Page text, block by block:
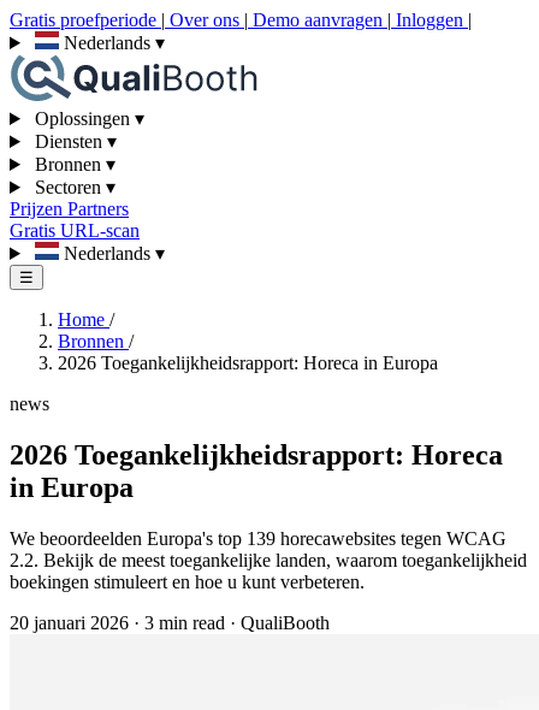
Gratis proefperiode | Over ons | Demo aanvragen | Inloggen |
Nederlands ▾
Oplossingen ▾
Diensten ▾
Bronnen ▾
Sectoren ▾
Prijzen Partners
Gratis URL-scan
Nederlands ▾
☰
Home /
Bronnen /
2026 Toegankelijkheidsrapport: Horeca in Europa
news
2026 Toegankelijkheidsrapport: Horeca
in Europa
We beoordeelden Europa's top 139 horecawebsites tegen WCAG
2.2. Bekijk de meest toegankelijke landen, waarom toegankelijkheid
boekingen stimuleert en hoe u kunt verbeteren.
20 januari 2026 · 3 min read · QualiBooth